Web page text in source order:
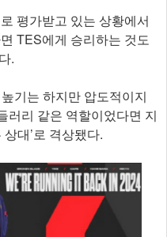
평가받고 있는 상황에서
TES에게 승리하는 것도
.
기는 하지만 압도적이지
러리 같은 역할이었다면 지
대’로 격상됐다.